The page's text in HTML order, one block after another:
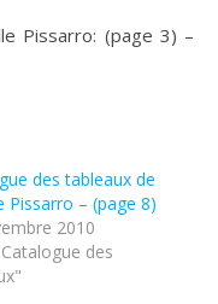
Pissarro: (page 3) –
des tableaux de
Pissarro – (page 8)
2010
des